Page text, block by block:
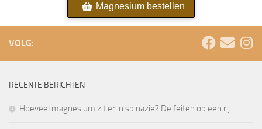
Magnesium bestellen
VOLG:
RECENTE BERICHTEN
Hoeveel magnesium zit er in spinazie? De feiten op een rij